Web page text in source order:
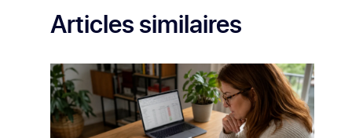
Articles similaires